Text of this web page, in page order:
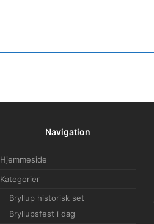
Navigation
Hjemmeside
Kategorier
Bryllup historisk set
Bryllupsfest i dag